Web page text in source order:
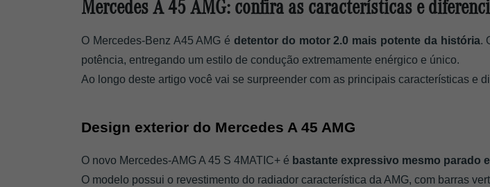
Mercedes A 45 AMG: confira as características e
O Mercedes-Benz A45 AMG é detentor do motor 2.0 mais potente da história.
potência, entregando um estilo de condução extremamente enérgico e único.
Ao longo deste artigo você vai se surpreender com as principais características e
Design exterior do Mercedes A 45 AMG
O novo Mercedes-AMG A 45 S 4MATIC+ é bastante expressivo mesmo parado
O modelo possui o revestimento do radiador característica da AMG, com barras